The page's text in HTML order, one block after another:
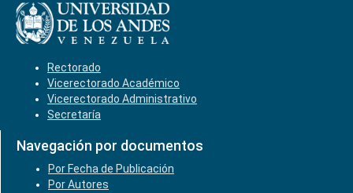
Rectorado
Vicerectorado Académico
Vicerectorado Administrativo
Secretaría
Navegación por documentos
Por Fecha de Publicación
Por Autores